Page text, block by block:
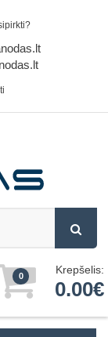
0 Krepšelis:
0.00€